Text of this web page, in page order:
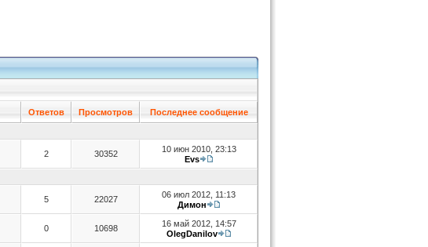
Ответов Просмотров Последнее сообщение
2 30352
10 июн 2010, 23:13
Evs
5 22027
06 июл 2012, 11:13
Димон
0 10698
16 май 2012, 14:57
OlegDanilov